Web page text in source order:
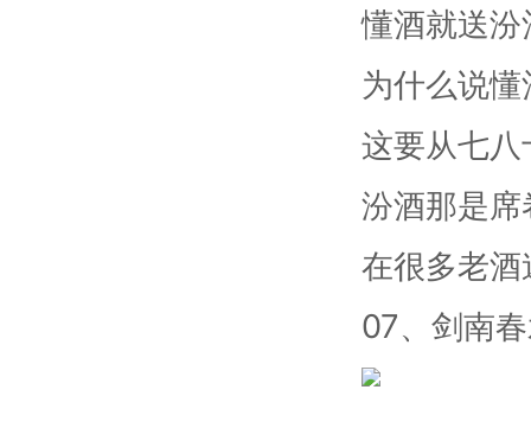
懂酒就送汾
为什么说
这要从七八
汾酒那是
在很多老
07、剑南